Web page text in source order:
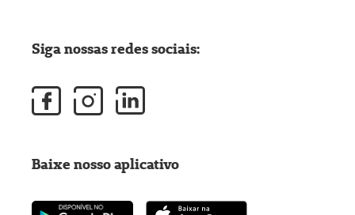
Siga nossas redes sociais:
Baixe nosso aplicativo